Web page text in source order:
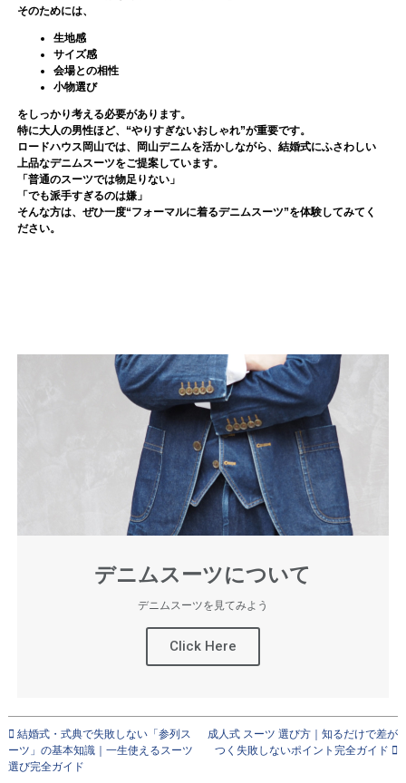
そのためには、
生地感
サイズ感
会場との相性
小物選び
をしっかり考える必要があります。
特に大人の男性ほど、“やりすぎないおしゃれ”が重要です。
ロードハウス岡山では、岡山デニムを活かしながら、結婚式にふさわしい
上品なデニムスーツをご提案しています。
「普通のスーツでは物足りない」
「でも派手すぎるのは嫌」
そんな方は、ぜひ一度“フォーマルに着るデニムスーツ”を体験してみてく
ださい。
デニムスーツについて
デニムスーツを見てみよう
Click Here
結婚式・式典で失敗しない「参列ス
ーツ」の基本知識｜一生使えるスーツ
選び完全ガイド
成人式 スーツ 選び方｜知るだけで差が
つく失敗しないポイント完全ガイド